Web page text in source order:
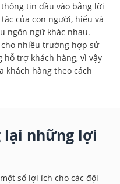
tin đầu vào bằng lời
của con người, hiểu và
ngôn ngữ khác nhau.
cho nhiều trường hợp sử
trợ khách hàng, vì vậy
khách hàng theo cách
lại những lợi
số lợi ích cho các đội